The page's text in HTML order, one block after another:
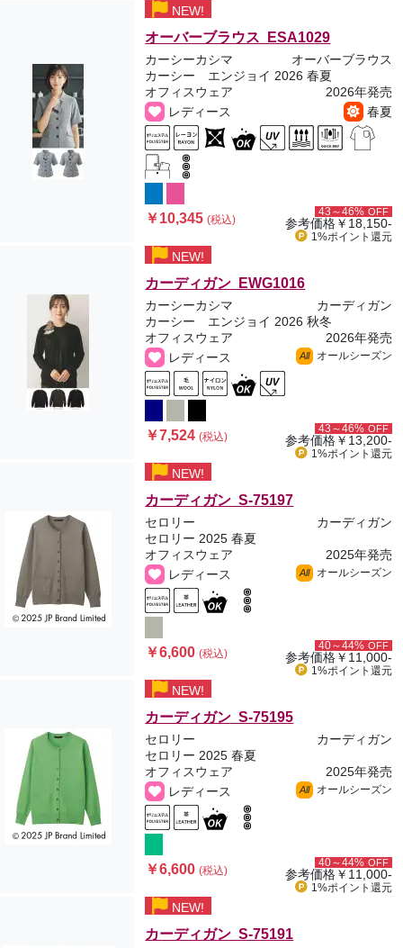
NEW!
オーバーブラウス ESA1029
カーシーカシマ
オーバーブラウス
カーシー エンジョイ 2026 春夏
オフィスウェア
2026年発売
レディース
春夏
￥10,345(税込)
43～46% OFF
参考価格￥18,150-
1%ポイント 還元
NEW!
カーディガン EWG1016
カーシーカシマ
カーディガン
カーシー エンジョイ 2026 秋冬
オフィスウェア
2026年発売
レディース
All オールシーズン
￥7,524(税込)
43～46% OFF
参考価格￥13,200-
1%ポイント 還元
NEW!
カーディガン S-75197
セロリー
カーディガン
セロリー 2025 春夏
オフィスウェア
2025年発売
レディース
All オールシーズン
￥6,600(税込)
40～44% OFF
参考価格￥11,000-
1%ポイント 還元
NEW!
カーディガン S-75195
セロリー
カーディガン
セロリー 2025 春夏
オフィスウェア
2025年発売
レディース
All オールシーズン
￥6,600(税込)
40～44% OFF
参考価格￥11,000-
1%ポイント 還元
NEW!
カーディガン S-75191